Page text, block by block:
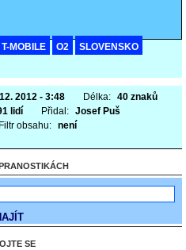
T-MOBILE O2 SLOVENSKO
2012 - 3:48 Délka: 40 znaků
lidí Přidal: Josef Puš
Filtr obsahu: není
SE